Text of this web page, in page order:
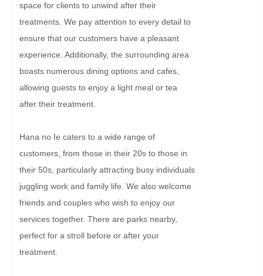
space for clients to unwind after their
treatments. We pay attention to every detail to
ensure that our customers have a pleasant
experience. Additionally, the surrounding area
boasts numerous dining options and cafes,
allowing guests to enjoy a light meal or tea
after their treatment.
Hana no Ie caters to a wide range of
customers, from those in their 20s to those in
their 50s, particularly attracting busy individuals
juggling work and family life. We also welcome
friends and couples who wish to enjoy our
services together. There are parks nearby,
perfect for a stroll before or after your
treatment.